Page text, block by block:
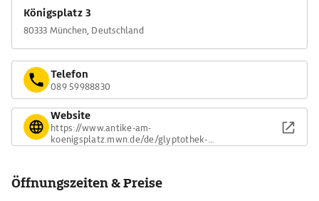
Königsplatz 3
80333 München, Deutschland
Telefon
089 59988830
Website
https://www.antike-am-
koenigsplatz.mwn.de/de/glyptothek-
Öffnungszeiten & Preise